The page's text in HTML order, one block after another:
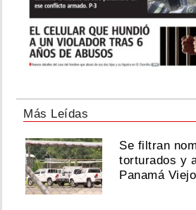
Más Leídas
Se filtran
torturados y
Panamá